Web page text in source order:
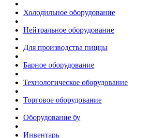
Холодильное оборудование
Нейтральное оборудование
Для производства пиццы
Барное оборудование
Технологическое оборудование
Торговое оборудование
Оборудование бу
Инвентарь